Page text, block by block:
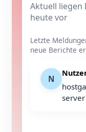
Aktuell liegen
heute vor
Letzte
neue Berichte
N